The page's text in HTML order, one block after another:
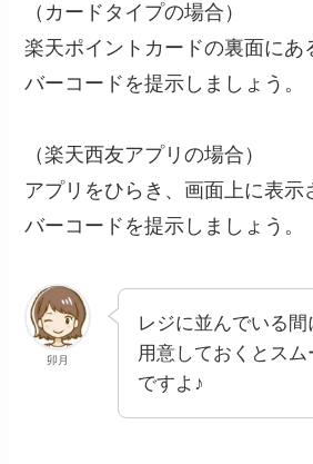
（カードタイプの場合）
楽天ポイントカードの裏面にあ
バーコードを提示しましょう。
（楽天西友アプリの場合）
アプリをひらき、画面上に表示
バーコードを提示しましょう。
卯月
レジに並んでいる間
用意しておくとスム
ですよ♪